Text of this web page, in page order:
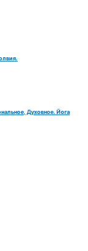
Духовное. Йога